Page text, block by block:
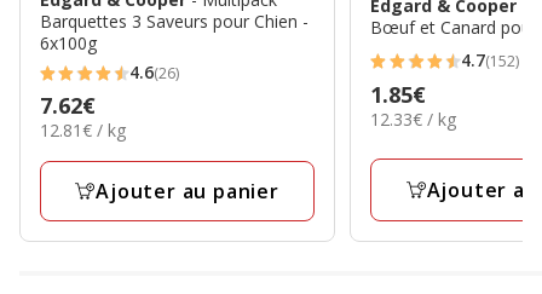
Barquettes 3 Saveurs pour Chien -
6x100g
4.6
étoiles
avec
26
4.6(26)
Prix
7.62€
7.62€
12.81€
Kg
12.81€ / kg
Ajouter au panier
Edgard & Cooper
Bœuf et Canard pour
4.7
étoiles
avec
152
4.7(152)
Prix
1.85€
1.85€
12.33€
Kg
12.33€ / kg
Ajouter